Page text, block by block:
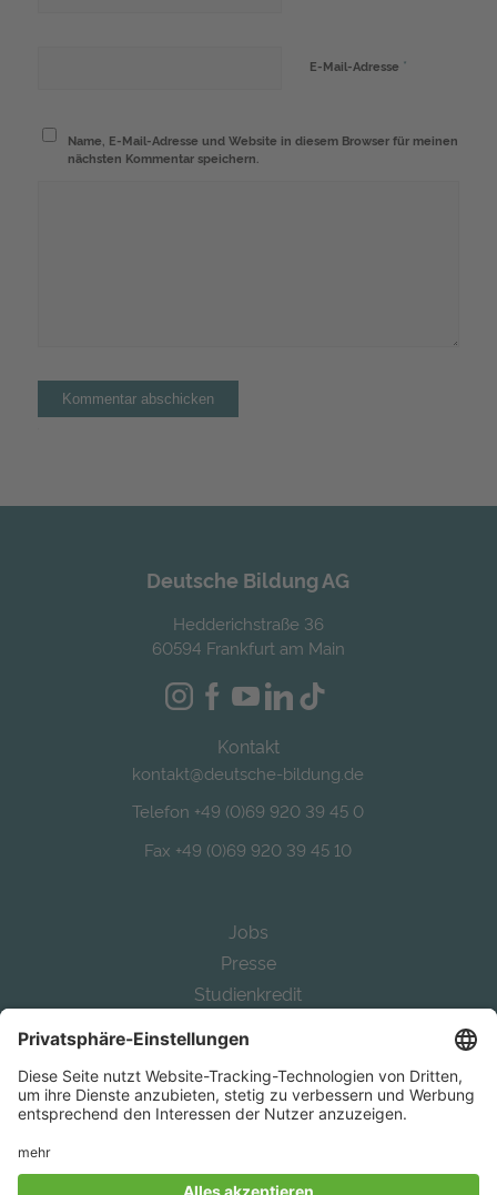
E-Mail-Adresse *
Name, E-Mail-Adresse und Website in diesem Browser für meinen
nächsten Kommentar speichern.
Deutsche Bildung AG
Hedderichstraße 36
60594 Frankfurt am Main
Kontakt
kontakt@deutsche-bildung.de
Telefon +49 (0)69 920 39 45 0
Fax +49 (0)69 920 39 45 10
Jobs
Presse
Studienkredit
Auslandsstudium finanzieren
Study in Germany